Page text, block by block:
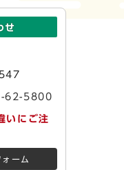
せ
62-5800
いにご注
ーム